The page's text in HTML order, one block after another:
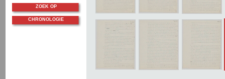
ZOEK OP
CHRONOLOGIE